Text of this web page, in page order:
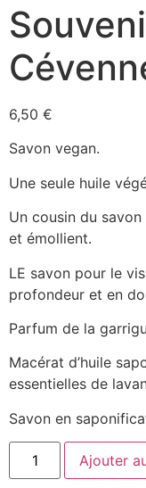
6,50 €
Savon vegan.
Une seule huile
Un cousin du savon
et émollient.
LE savon pour le
profondeur et en
Parfum de la
Macérat d’huile
essentielles de
Savon en
Ajouter